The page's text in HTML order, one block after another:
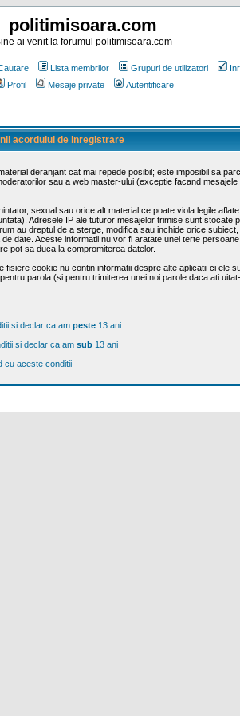
politimisoara.com
ai venit la forumul politimisoara.com
Lista membrilor Grupuri de utilizatori
Profil
Mesaje private Autentificare
acordului de inregistrare
deranjant cat mai repede posibil; este imposibil sa
sau a web master-ului (exceptie facand
sexual sau orice alt material ce poate viola legile
Adresele IP ale tuturor mesajelor trimise sunt stocate
au dreptul de a sterge, modifica sau inchide orice
date. Aceste informatii nu vor fi aratate unei terte
pot sa duca la compromiterea datelor.
cookie nu contin informatii despre alte aplicatii ci ele
parola (si pentru trimiterea unei noi parole daca ati
si declar ca am peste 13 ani
si declar ca am sub13 ani
cu aceste conditii